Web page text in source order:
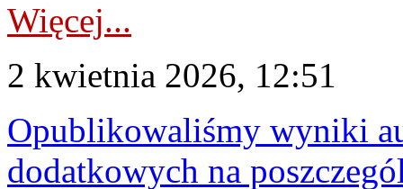
Więcej...
2 kwietnia 2026, 12:51
Opublikowaliśmy wyniki
dodatkowych na